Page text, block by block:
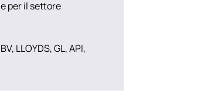
per il settore
LLOYDS, GL, API,